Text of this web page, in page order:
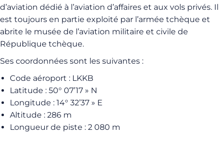
d’aviation dédié à l’aviation d’affaires et aux vols privés. Il
est toujours en partie exploité par l’armée tchèque et
abrite le musée de l’aviation militaire et civile de
République tchèque.
Ses coordonnées sont les suivantes :
Code aéroport : LKKB
Latitude : 50° 07’17 » N
Longitude : 14° 32’37 » E
Altitude : 286 m
Longueur de piste : 2 080 m